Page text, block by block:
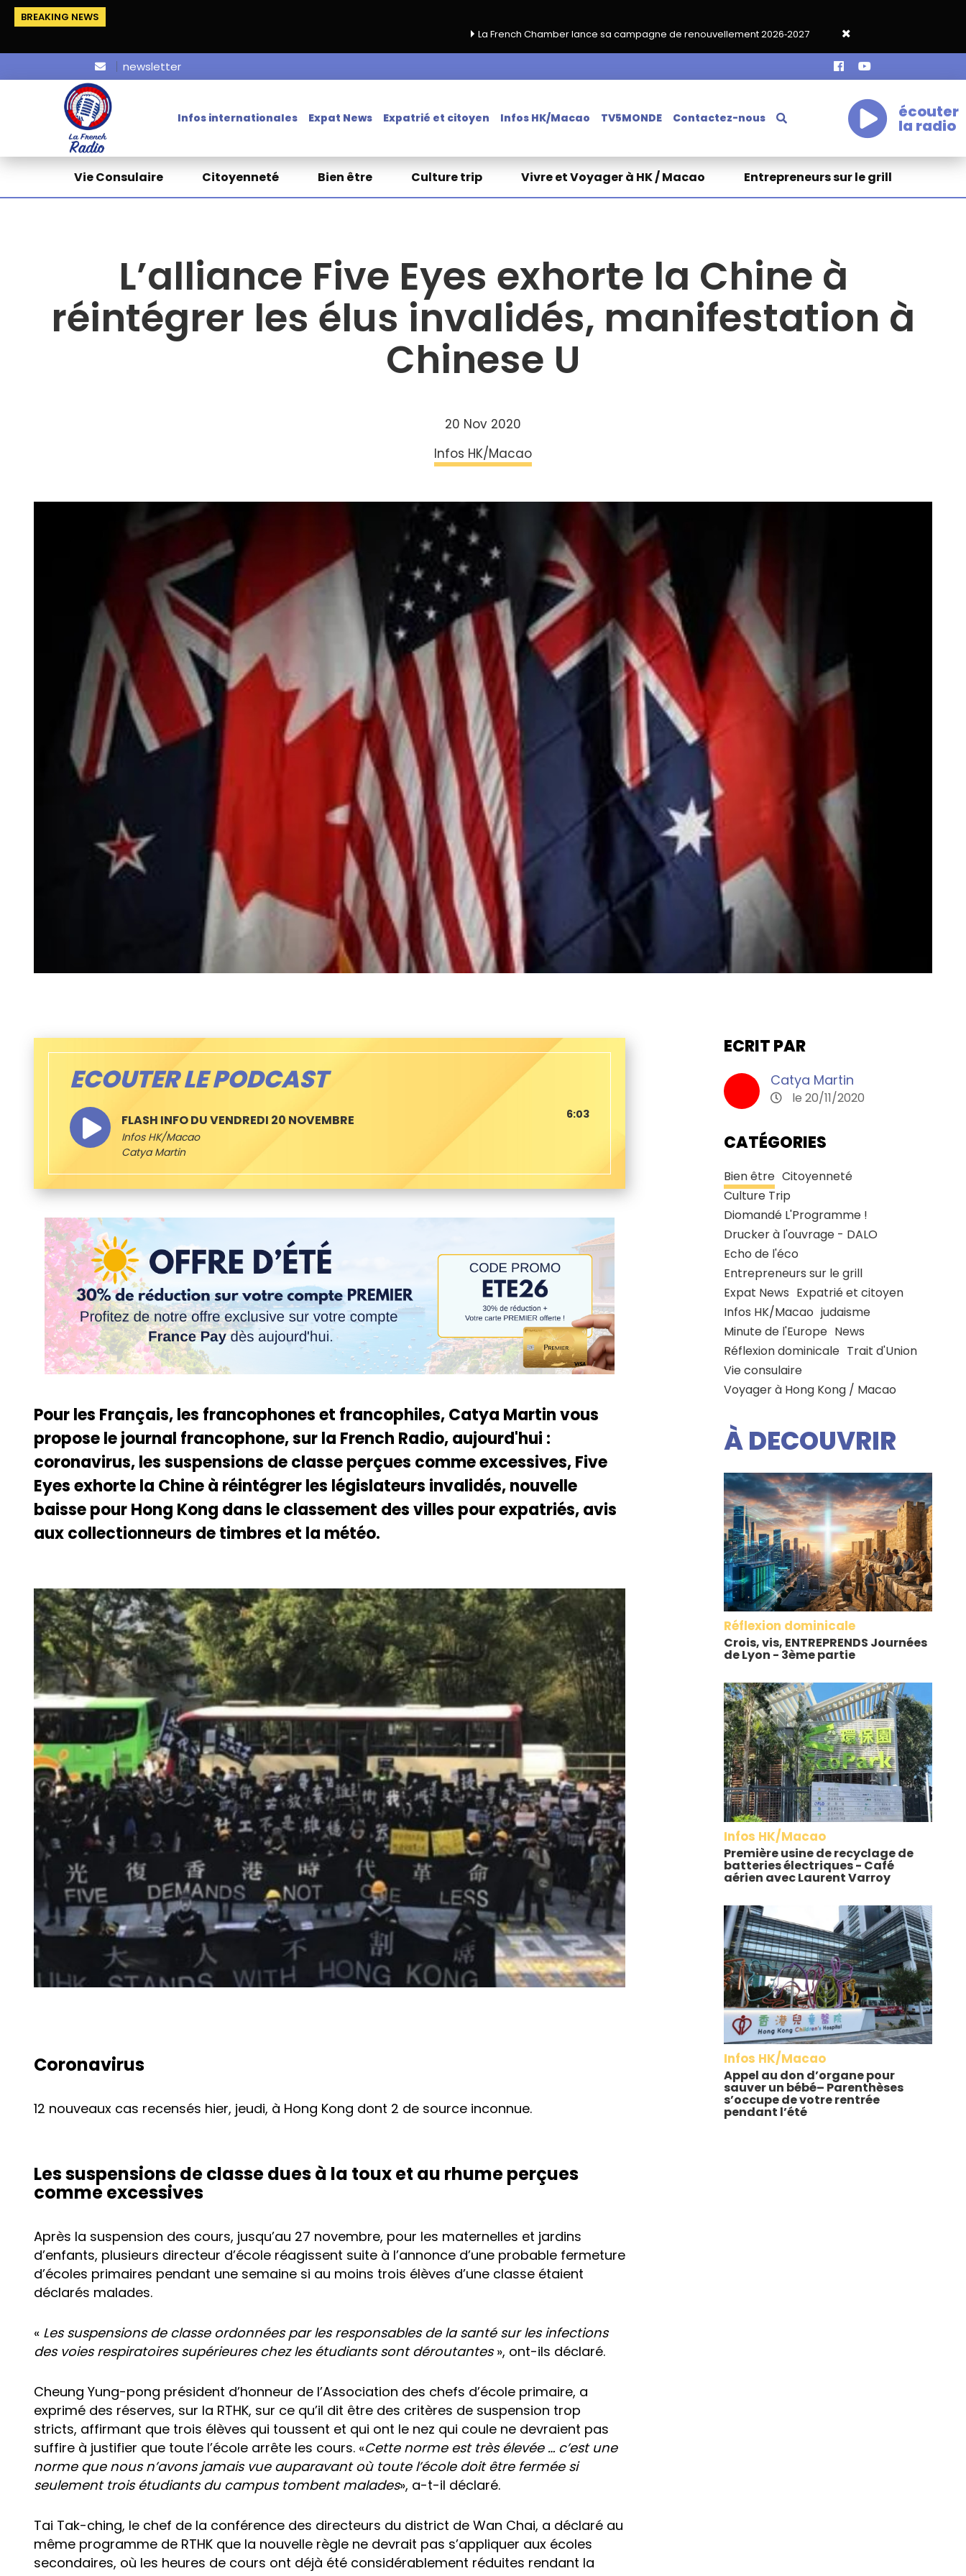
BREAKING NEWS
La French Chamber lance sa campagne de renouvellement 2026‑2027
Grand café de rentrée HKA le vendredi 18
newsletter
Infos internationales Expat News Expatrié et citoyen Infos HK/Macao TV5MONDE Contactez-nous écouter
la radio
Vie Consulaire Citoyenneté Bien être Culture trip Vivre et Voyager à HK / Macao Entrepreneurs sur le grill
L’alliance Five Eyes exhorte la Chine à
réintégrer les élus invalidés, manifestation à
Chinese U
20 Nov 2020
Infos HK/Macao
ECOUTER LE PODCAST
FLASH INFO DU VENDREDI 20 NOVEMBRE
Infos HK/Macao
Catya Martin
6:03
Pour les Français, les francophones et francophiles, Catya Martin vous
propose le journal francophone, sur la French Radio, aujourd'hui :
coronavirus, les suspensions de classe perçues comme excessives, Five
Eyes exhorte la Chine à réintégrer les législateurs invalidés, nouvelle
baisse pour Hong Kong dans le classement des villes pour expatriés, avis
aux collectionneurs de timbres et la météo.
Coronavirus
12 nouveaux cas recensés hier, jeudi, à Hong Kong dont 2 de source inconnue.
Les suspensions de classe dues à la toux et au rhume perçues
comme excessives
Après la suspension des cours, jusqu’au 27 novembre, pour les maternelles et jardins
d’enfants, plusieurs directeur d’école réagissent suite à l’annonce d’une probable fermeture
d’écoles primaires pendant une semaine si au moins trois élèves d’une classe étaient
déclarés malades.
« Les suspensions de classe ordonnées par les responsables de la santé sur les infections
des voies respiratoires supérieures chez les étudiants sont déroutantes», ont-ils déclaré.
Cheung Yung-pong président d’honneur de l’Association des chefs d’école primaire, a
exprimé des réserves, sur la RTHK, sur ce qu’il dit être des critères de suspension trop
stricts, affirmant que trois élèves qui toussent et qui ont le nez qui coule ne devraient pas
suffire à justifier que toute l’école arrête les cours. «Cette norme est très élevée … c’est une
norme que nous n’avons jamais vue auparavant où toute l’école doit être fermée si
seulement trois étudiants du campus tombent malades», a-t-il déclaré.
Tai Tak-ching, le chef de la conférence des directeurs du district de Wan Chai, a déclaré au
même programme de RTHK que la nouvelle règle ne devrait pas s’appliquer aux écoles
secondaires, où les heures de cours ont déjà été considérablement réduites rendant la
ECRIT PAR
Catya Martin
le 20/11/2020
CATÉGORIES
Bien être Citoyenneté
Culture Trip
Diomandé L'Programme !
Drucker à l'ouvrage - DALO
Echo de l'éco
Entrepreneurs sur le grill
Expat News Expatrié et citoyen
Infos HK/Macao judaisme
Minute de l'Europe News
Réflexion dominicale Trait d'Union
Vie consulaire
Voyager à Hong Kong / Macao
À DECOUVRIR
Réflexion dominicale
Crois, vis, ENTREPRENDS Journées
de Lyon - 3ème partie
Infos HK/Macao
Première usine de recyclage de
batteries électriques - Café
aérien avec Laurent Varroy
Infos HK/Macao
Appel au don d’organe pour
sauver un bébé– Parenthèses
s’occupe de votre rentrée
pendant l’été